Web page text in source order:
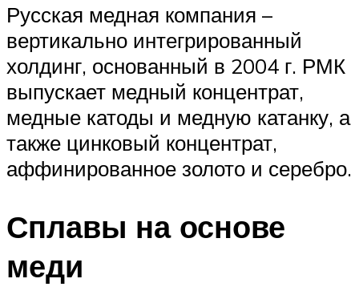
Русская медная компания –
вертикально интегрированный
холдинг, основанный в 2004 г. РМК
выпускает медный концентрат,
медные катоды и медную катанку, а
также цинковый концентрат,
аффинированное золото и серебро.
Сплавы на основе
меди